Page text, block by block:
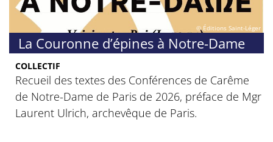
© Éditions Saint-Léger
La Couronne d’épines à Notre-Dame
COLLECTIF
Recueil des textes des Conférences de Carême
de Notre-Dame de Paris de 2026, préface de Mgr
Laurent Ulrich, archevêque de Paris.